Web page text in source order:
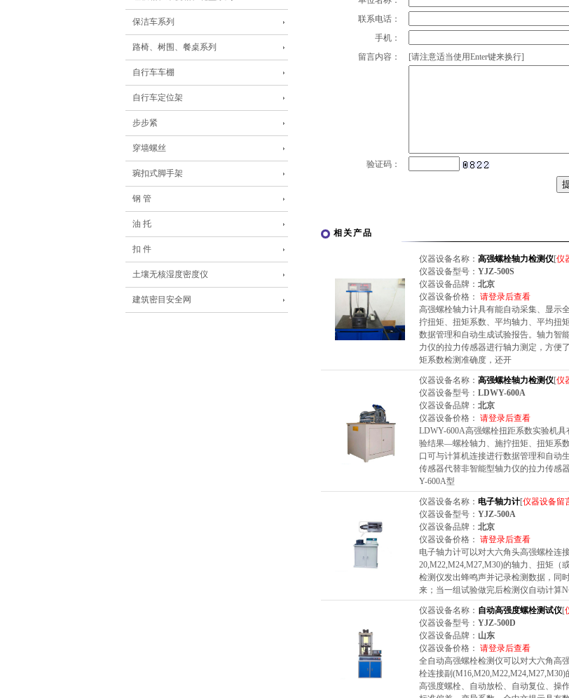
保洁车系列
路椅、树围、餐桌系列
自行车车棚
自行车定位架
步步紧
穿墙螺丝
琬扣式脚手架
钢 管
油 托
扣 件
土壤无核湿度密度仪
建筑密目安全网
联系电话：
手机：
留言内容：
[请注意适当使用Enter键来换行]
验证码：
相关产品
仪器设备名称： 高强螺栓轴力检测仪[仪
仪器设备型号： YJZ-500S
仪器设备品牌： 北京
仪器设备价格： 请登录后查看
高强螺栓轴力计具有能自动采集、显示
拧扭矩、扭矩系数、平均轴力、平均扭
数据管理和自动生成试验报告。轴力智
力仪的拉力传感器进行轴力测定，方便
矩系数检测准确度，还开
仪器设备名称： 高强螺栓轴力检测仪[仪
仪器设备型号： LDWY-600A
仪器设备品牌： 北京
仪器设备价格： 请登录后查看
LDWY-600A高强螺栓扭距系数实验机
验结果—螺栓轴力、施拧扭矩、扭矩系
口可与计算机连接进行数据管理和自动
传感器代替非智能型轴力仪的拉力传感
Y-600A型
仪器设备名称： 电子轴力计[仪器设备留
仪器设备型号： YJZ-500A
仪器设备品牌： 北京
仪器设备价格： 请登录后查看
电子轴力计可以对大六角头高强螺栓连
20,M22,M24,M27,M30)的轴力、扭矩（
检测仪发出蜂鸣声并记录检测数据，同
来；当一组试验做完后检测仪自动计算
仪器设备名称： 自动高强度螺栓测试仪[
仪器设备型号： YJZ-500D
仪器设备品牌： 山东
仪器设备价格： 请登录后查看
全自动高强螺栓检测仪可以对大六角高
栓连接副
高强度螺栓、自动放松、自动复位、操